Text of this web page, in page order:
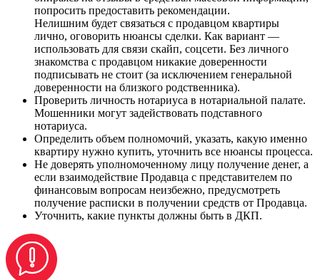
попросить предоставить рекомендации.
Нелишним будет связаться с продавцом квартиры
лично, оговорить нюансы сделки. Как вариант —
использовать для связи скайп, соцсети. Без личного
знакомства с продавцом никакие доверенности
подписывать не стоит (за исключением генеральной
доверенности на близкого родственника).
Проверить личность нотариуса в нотариальной палате.
Мошенники могут задействовать подставного
нотариуса.
Определить объем полномочий, указать, какую именно
квартиру нужно купить, уточнить все нюансы процесса.
Не доверять уполномоченному лицу получение денег, а
если взаимодействие Продавца с представителем по
финансовым вопросам неизбежно, предусмотреть
получение расписки в получении средств от Продавца.
Уточнить, какие пункты должны быть в ДКП.